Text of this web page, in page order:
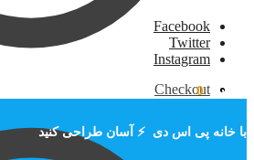
Checkout
Facebook
Twitter
Instagram
تومان ۰ 0
با خانه پی اس دی ⚡ آسان طراحی کنید